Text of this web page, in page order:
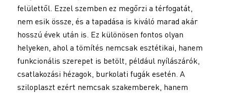
felülettől. Ezzel szemben ez megőrzi a térfogatát,
nem esik össze, és a tapadása is kiváló marad akár
hosszú évek után is. Ez különösen fontos olyan
helyeken, ahol a tömítés nemcsak esztétikai, hanem
funkcionális szerepet is betölt, például nyílászárók,
csatlakozási hézagok, burkolati fugák esetén. A
sziloplaszt ezért nemcsak szakemberek, hanem